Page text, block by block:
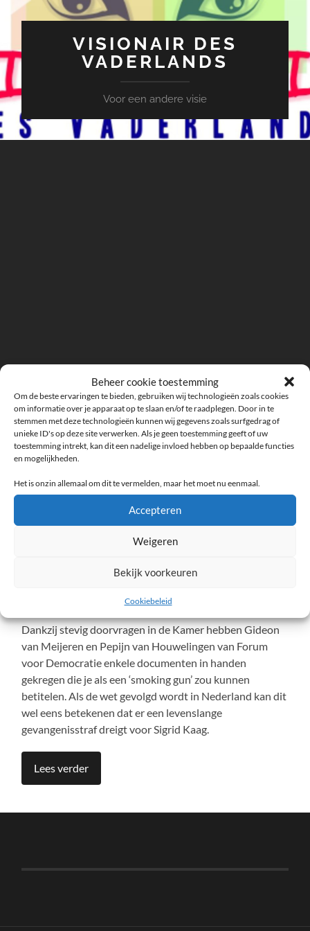
Beheer cookie toestemming
Om de beste ervaringen te bieden, gebruiken wij technologieën zoals cookies
om informatie over je apparaat op te slaan en/of te raadplegen. Door in te
stemmen met deze technologieën kunnen wij gegevens zoals surfgedrag of
unieke ID's op deze site verwerken. Als je geen toestemming geeft of uw
toestemming intrekt, kan dit een nadelige invloed hebben op bepaalde functies
en mogelijkheden.
Het is onzin allemaal om dit te vermelden, maar het moet nu eenmaal.
Accepteren
Weigeren
Bekijk voorkeuren
Cookiebeleid
VISIONAIR DES
VADERLANDS
Voor een andere visie
Toggle
Levenslang voor Sigrid Kaag?
6 REACTIES
Dankzij stevig doorvragen in de Kamer hebben Gideon
van Meijeren en Pepijn van Houwelingen van Forum
voor Democratie enkele documenten in handen
gekregen die je als een ‘smoking gun’ zou kunnen
betitelen. Als de wet gevolgd wordt in Nederland kan dit
wel eens betekenen dat er een levenslange
gevangenisstraf dreigt voor Sigrid Kaag.
Lees verder